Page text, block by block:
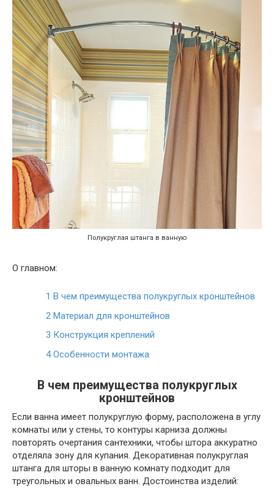
Полукруглая штанга в ванную
О главном:
1 В чем преимущества полукруглых кронштейнов
2 Материал для кронштейнов
3 Конструкция креплений
4Особенности монтажа
В чем преимущества полукруглых
кронштейнов
Если ванна имеет полукруглую форму, расположена в углу
комнаты или у стены, то контуры карниза должны
повторять очертания сантехники, чтобы штора аккуратно
отделяла зону для купания. Декоративная полукруглая
штанга для шторы в ванную комнату подходит для
треугольных и овальных ванн. Достоинства изделий: